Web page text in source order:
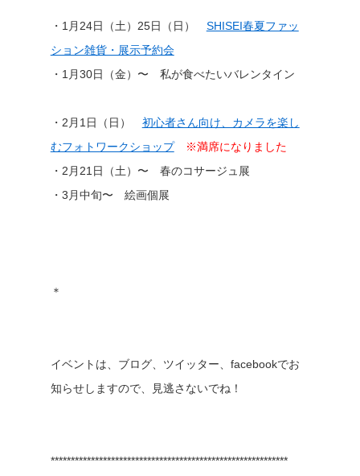
・1月24日（土）25日（日） SHISEI春夏ファッ
ション雑貨・展示予約会
・1月30日（金）〜 私が食べたいバレンタイン
・2月1日（日） 初心者さん向け、カメラを楽し
むフォトワークショップ
※満席になりました
・2月21日（土）〜 春のコサージュ展
・3月中旬〜 絵画個展
＊
イベントは、ブログ、ツイッター、facebookでお
知らせしますので、見逃さないでね！
***********************************************************